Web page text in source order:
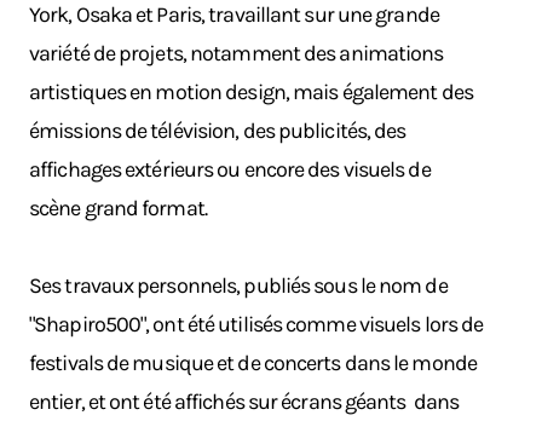
York, Osaka et Paris, travaillant sur une grande
variété de projets, notamment des animations
artistiques en motion design, mais également des
émissions de télévision, des publicités, des
affichages extérieurs ou encore des visuels de
scène grand format.
Ses travaux personnels, publiés sous le nom de
"Shapiro500", ont été utilisés comme visuels lors de
festivals de musique et de concerts dans le monde
entier, et ont été affichés sur écrans géants dans